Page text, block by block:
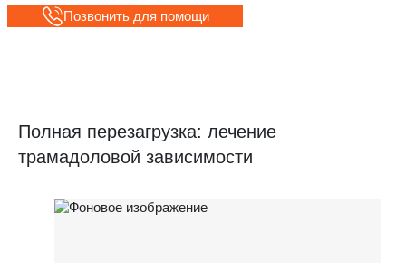
Позвонить для помощи
Полная перезагрузка: лечение
трамадоловой зависимости